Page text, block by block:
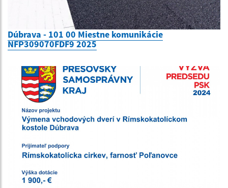
Dúbrava - 101 00 Miestne komunikácie
NFP309070FDF9 2025